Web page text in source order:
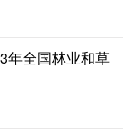
年全国林业和草